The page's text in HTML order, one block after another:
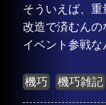
そういえば、
改造で済むんの
イベント参戦な
機巧 機巧雑記